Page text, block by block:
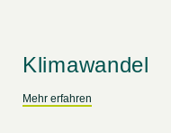
Klimawandel
Mehr erfahren